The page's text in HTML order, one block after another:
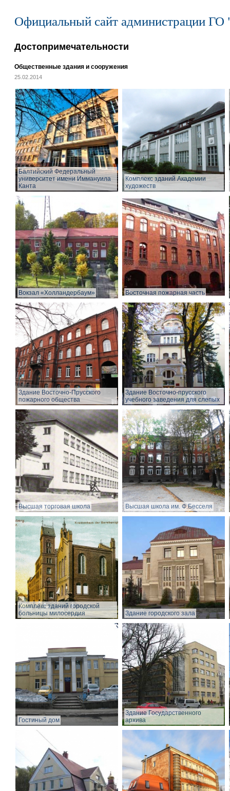
Официальный сайт администрации ГО
Достопримечательности
Общественные здания и сооружения
25.02.2014
Балтийский Федеральный
университет имени Иммануила
Канта
Комплекс зданий Академии
художеств
Вокзал «Холландербаум» Восточная пожарная часть
Здание Восточно-Прусского
пожарного общества
Здание Восточно-прусского
учебного заведения для слепых
Высшая торговая школа Высшая школа им. Ф.Бесселя
Комплекс зданий городской
больницы милосердия
Здание городского зала
Гостиный дом
Здание Государственного
архива